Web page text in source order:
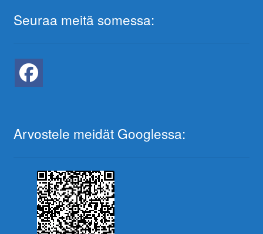
Seuraa meitä somessa:
Arvostele meidät Googlessa: